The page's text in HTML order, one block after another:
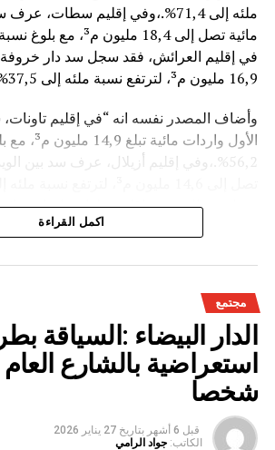
ملئه إلى 71,4%.،وفي إقليم سطات،
في إقليم العرائش، فقد سجل سد دار خروفة
16,9 مليون م³، لترتفع نسبة ملئه إلى 37,5%.”
وأضاف المصدر نفسه انه “في إقليم
الأول واردات
56,2%.،وفي إقليم أزيلال، عرف سد بين
وتعكس هذه المعطيات الأثر الإيجابي على
الوطنية،والفرشة المئية عموما ووقعها
سنوات الجفاف .
اكمل القراءة
مجتمع
الدار البيضاء :السياقة
استعراضية بالشارع
شخصا
قبل 6 أشهر بتاريخ 27 يناير 2026
الكاتب: جواد الرامي